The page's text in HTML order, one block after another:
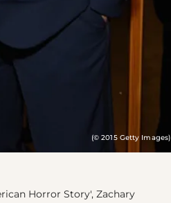
(© 2015 Getty Images)
Horror Story', Zachary